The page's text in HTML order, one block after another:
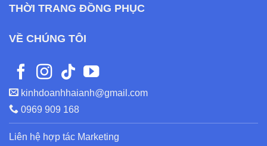
THỜI TRANG ĐỒNG PHỤC
VỀ CHÚNG TÔI
kinhdoanhhaianh@gmail.com
0969 909 168
Liên hệ hợp tác Marketing